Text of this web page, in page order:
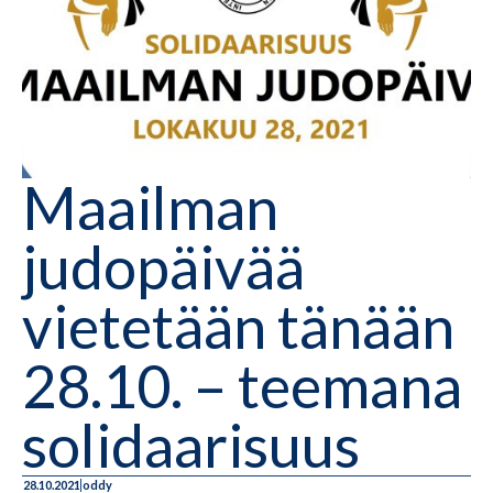
Maailman
judopäivää
vietetään tänään
28.10. – teemana
solidaarisuus
28.10.2021 oddy